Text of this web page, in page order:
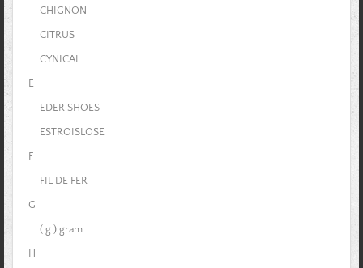
CHIGNON
CITRUS
CYNICAL
E
EDER SHOES
ESTROISLOSE
F
FIL DE FER
G
( g ) gram
H